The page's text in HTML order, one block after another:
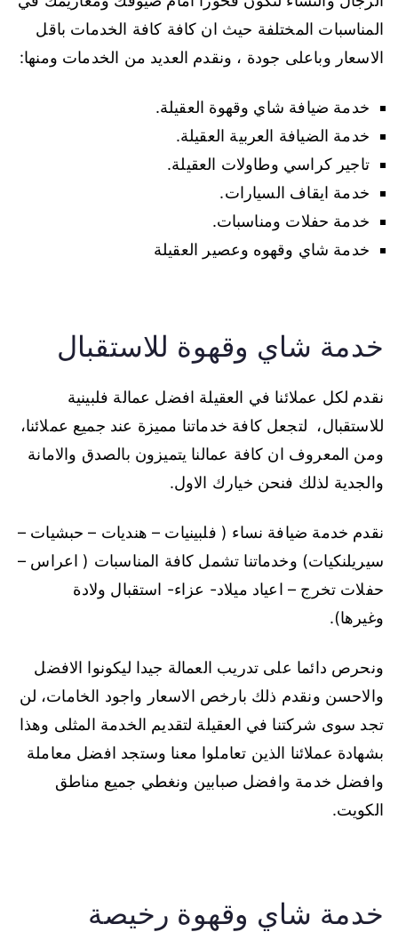
المناسبات المختلفة حيث ان كافة كافة الخدمات باقل
الاسعار وباعلى جودة ، ونقدم العديد من الخدمات ومنها:
خدمة ضيافة شاي وقهوة العقيلة.
خدمة الضيافة العربية العقيلة.
تاجير كراسي وطاولات العقيلة.
خدمة ايقاف السيارات.
خدمة حفلات ومناسبات.
خدمة شاي وقهوه وعصير العقيلة
خدمة شاي وقهوة للاستقبال
نقدم لكل عملائنا في العقيلة افضل عمالة فلبينية
للاستقبال، لتجعل كافة خدماتنا مميزة عند جميع عملائنا،
ومن المعروف ان كافة عمالنا يتميزون بالصدق والامانة
والجدية لذلك فنحن خيارك الاول.
نقدم خدمة ضيافة نساء ( فلبينيات – هنديات – حبشيات –
سيريلنكيات) وخدماتنا تشمل كافة المناسبات ( اعراس –
حفلات تخرج – اعياد ميلاد- عزاء- استقبال ولادة
وغيرها).
ونحرص دائما على تدريب العمالة جيدا ليكونوا الافضل
والاحسن ونقدم ذلك بارخص الاسعار واجود الخامات، لن
تجد سوى شركتنا في العقيلة لتقديم الخدمة المثلى وهذا
بشهادة عملائنا الذين تعاملوا معنا وستجد افضل معاملة
وافضل خدمة وافضل صبابين ونغطي جميع مناطق
الكويت.
خدمة شاي وقهوة رخيصة